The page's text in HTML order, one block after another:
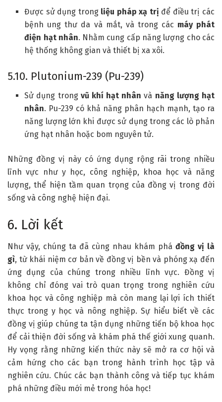
Được sử dụng trong liệu pháp xạ trị để điều trị các
bệnh ung thư da và mắt, và trong các máy phát
điện hạt nhân. Nhằm cung cấp năng lượng cho các
hệ thống không gian và thiết bị xa xôi.
5.10. Plutonium-239 (Pu-239)
Sử dụng trong vũ khí hạt nhân và năng lượng hạt
nhân. Pu-239 có khả năng phân hạch mạnh, tạo ra
năng lượng lớn khi được sử dụng trong các lò phản
ứng hạt nhân hoặc bom nguyên tử.
Những đồng vị này có ứng dụng rộng rãi trong nhiều
lĩnh vực như y học, công nghiệp, khoa học và năng
lượng, thể hiện tầm quan trọng của đồng vị trong đời
sống và công nghệ hiện đại.
6. Lời kết
Như vậy, chúng ta đã cùng nhau khám phá đồng vị là
gì, từ khái niệm cơ bản về đồng vị bền và phóng xạ đến
ứng dụng của chúng trong nhiều lĩnh vực. Đồng vị
không chỉ đóng vai trò quan trọng trong nghiên cứu
khoa học và công nghiệp mà còn mang lại lợi ích thiết
thực trong y học và nông nghiệp. Sự hiểu biết về các
đồng vị giúp chúng ta tận dụng những tiến bộ khoa học
để cải thiện đời sống và khám phá thế giới xung quanh.
Hy vọng rằng những kiến thức này sẽ mở ra cơ hội và
cảm hứng cho các bạn trong hành trình học tập và
nghiên cứu. Chúc các bạn thành công và tiếp tục khám
phá những điều mới mẻ trong hóa học!